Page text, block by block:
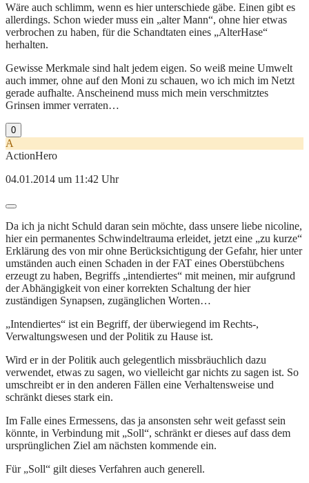
Wäre auch schlimm, wenn es hier unterschiede gäbe. Einen gibt es
allerdings. Schon wieder muss ein „alter Mann“, ohne hier etwas
verbrochen zu haben, für die Schandtaten eines „AlterHase“
herhalten.
Gewisse Merkmale sind halt jedem eigen. So weiß meine Umwelt
auch immer, ohne auf den Moni zu schauen, wo ich mich im Netzt
gerade aufhalte. Anscheinend muss mich mein verschmitztes
Grinsen immer verraten…
0
A
ActionHero
04.01.2014 um 11:42 Uhr
Da ich ja nicht Schuld daran sein möchte, dass unsere liebe nicoline,
hier ein permanentes Schwindeltrauma erleidet, jetzt eine „zu kurze“
Erklärung des von mir ohne Berücksichtigung der Gefahr, hier unter
umständen auch einen Schaden in der FAT eines Oberstübchens
erzeugt zu haben, Begriffs „intendiertes“ mit meinen, mir aufgrund
der Abhängigkeit von einer korrekten Schaltung der hier
zuständigen Synapsen, zugänglichen Worten…
„Intendiertes“ ist ein Begriff, der überwiegend im Rechts-,
Verwaltungswesen und der Politik zu Hause ist.
Wird er in der Politik auch gelegentlich missbräuchlich dazu
verwendet, etwas zu sagen, wo vielleicht gar nichts zu sagen ist. So
umschreibt er in den anderen Fällen eine Verhaltensweise und
schränkt dieses stark ein.
Im Falle eines Ermessens, das ja ansonsten sehr weit gefasst sein
könnte, in Verbindung mit „Soll“, schränkt er dieses auf dass dem
ursprünglichen Ziel am nächsten kommende ein.
Für „Soll“ gilt dieses Verfahren auch generell.